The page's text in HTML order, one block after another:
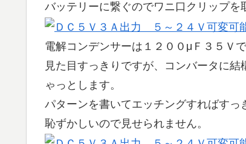
バッテリーに繋ぐのでワニ口クリップを
電解コンデンサーは１２００μＦ３５Ｖで
見た目すっきりですが、コンバータに
ゃっとします。
パターンを書いてエッチングすればすっ
恥ずかしいので見せられません。